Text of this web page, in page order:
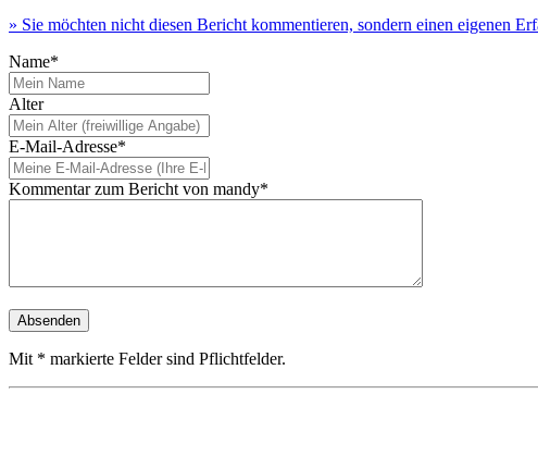
» Sie möchten nicht diesen Bericht kommentieren, sondern einen eigenen
Name*
Alter
E-Mail-Adresse*
Kommentar zum Bericht von mandy*
Mit * markierte Felder sind Pflichtfelder.